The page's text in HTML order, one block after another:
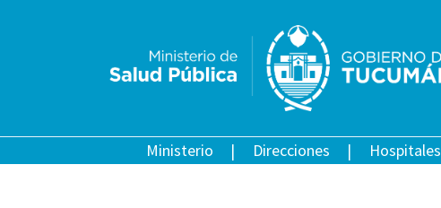
Ministerio Direcciones Hospitales